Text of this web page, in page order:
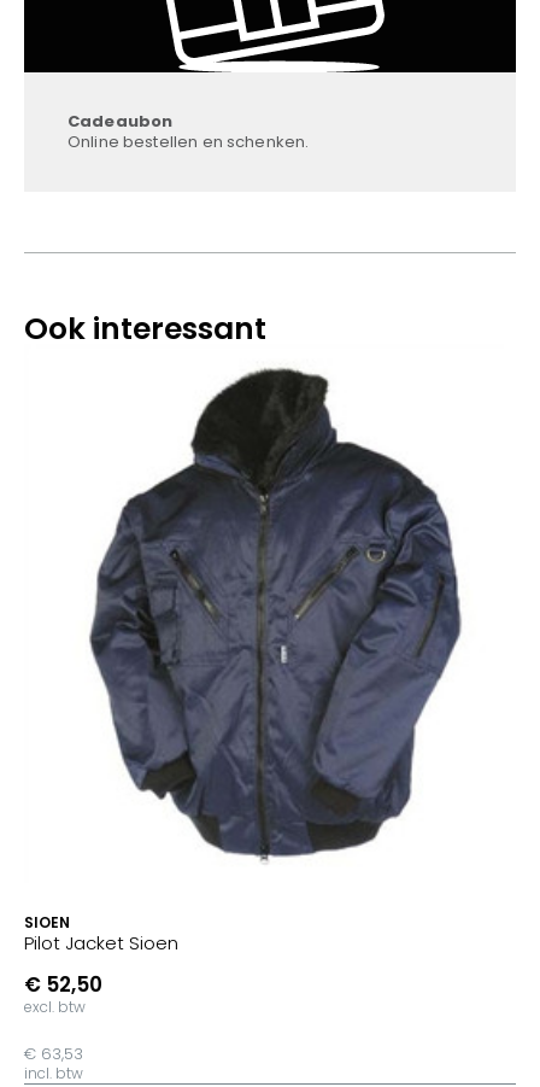
Cadeaubon
Online bestellen en schenken.
Ook interessant
SIOEN
Pilot Jacket Sioen
€ 52,50
excl. btw
€ 63,53
incl. btw